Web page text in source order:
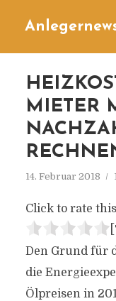
MIETER
14. Februar 2018
Click to rate
Den Grund für
die
Ölpreisen in